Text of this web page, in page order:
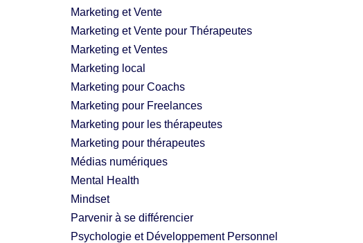
Marketing et Vente
Marketing et Vente pour Thérapeutes
Marketing et Ventes
Marketing local
Marketing pour Coachs
Marketing pour Freelances
Marketing pour les thérapeutes
Marketing pour thérapeutes
Médias numériques
Mental Health
Mindset
Parvenir à se différencier
Psychologie et Développement Personnel